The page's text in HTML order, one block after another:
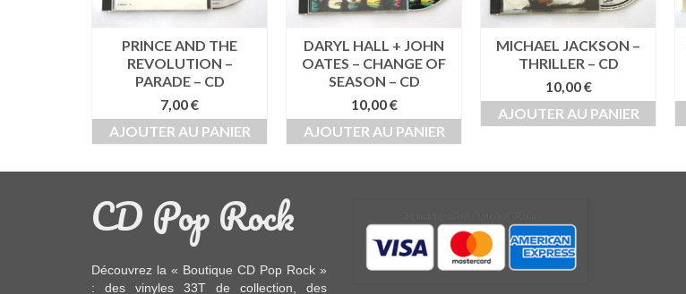
PRINCE AND THE
REVOLUTION –
PARADE – CD
7,00€
AJOUTER AU PANIER
DARYL HALL + JOHN
OATES – CHANGE OF
SEASON – CD
10,00€
AJOUTER AU PANIER
MICHAEL JACKSON –
THRILLER – CD
10,00€
AJOUTER AU PANIER
CD Pop Rock
Découvrez la « Boutique CD Pop Rock »
: des vinyles 33Tde collection, des